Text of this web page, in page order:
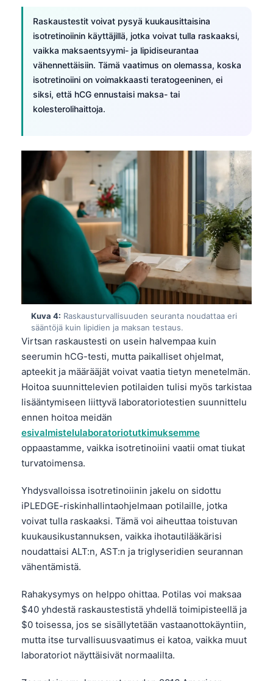
Raskaustestit voivat pysyä kuukausittaisina
isotretinoiinin käyttäjillä, jotka voivat tulla raskaaksi,
vaikka maksaentsyymi- ja lipidiseurantaa
vähennettäisiin. Tämä vaatimus on olemassa, koska
isotretinoiini on voimakkaasti teratogeeninen, ei
siksi, että hCG ennustaisi maksa- tai
kolesterolihaittoja.
Kuva 4: Raskausturvallisuuden seuranta noudattaa eri
sääntöjä kuin lipidien ja maksan testaus.
Virtsan raskaustesti on usein halvempaa kuin
seerumin hCG-testi, mutta paikalliset ohjelmat,
apteekit ja määrääjät voivat vaatia tietyn menetelmän.
Hoitoa suunnittelevien potilaiden tulisi myös tarkistaa
lisääntymiseen liittyvä laboratoriotestien suunnittelu
ennen hoitoa meidän
esivalmistelulaboratoriotutkimuksemme
oppaastamme, vaikka isotretinoiini vaatii omat tiukat
turvatoimensa.
Yhdysvalloissa isotretinoiinin jakelu on sidottu
iPLEDGE-riskinhallintaohjelmaan potilaille, jotka
voivat tulla raskaaksi. Tämä voi aiheuttaa toistuvan
kuukausikustannuksen, vaikka ihotautilääkärisi
noudattaisi ALT:n, AST:n ja triglyseridien seurannan
vähentämistä.
Rahakysymys on helppo ohittaa. Potilas voi maksaa
$40 yhdestä raskaustestistä yhdellä toimipisteellä ja
$0 toisessa, jos se sisällytetään vastaanottokäyntiin,
mutta itse turvallisuusvaatimus ei katoa, vaikka muut
laboratoriot näyttäisivät normaalilta.